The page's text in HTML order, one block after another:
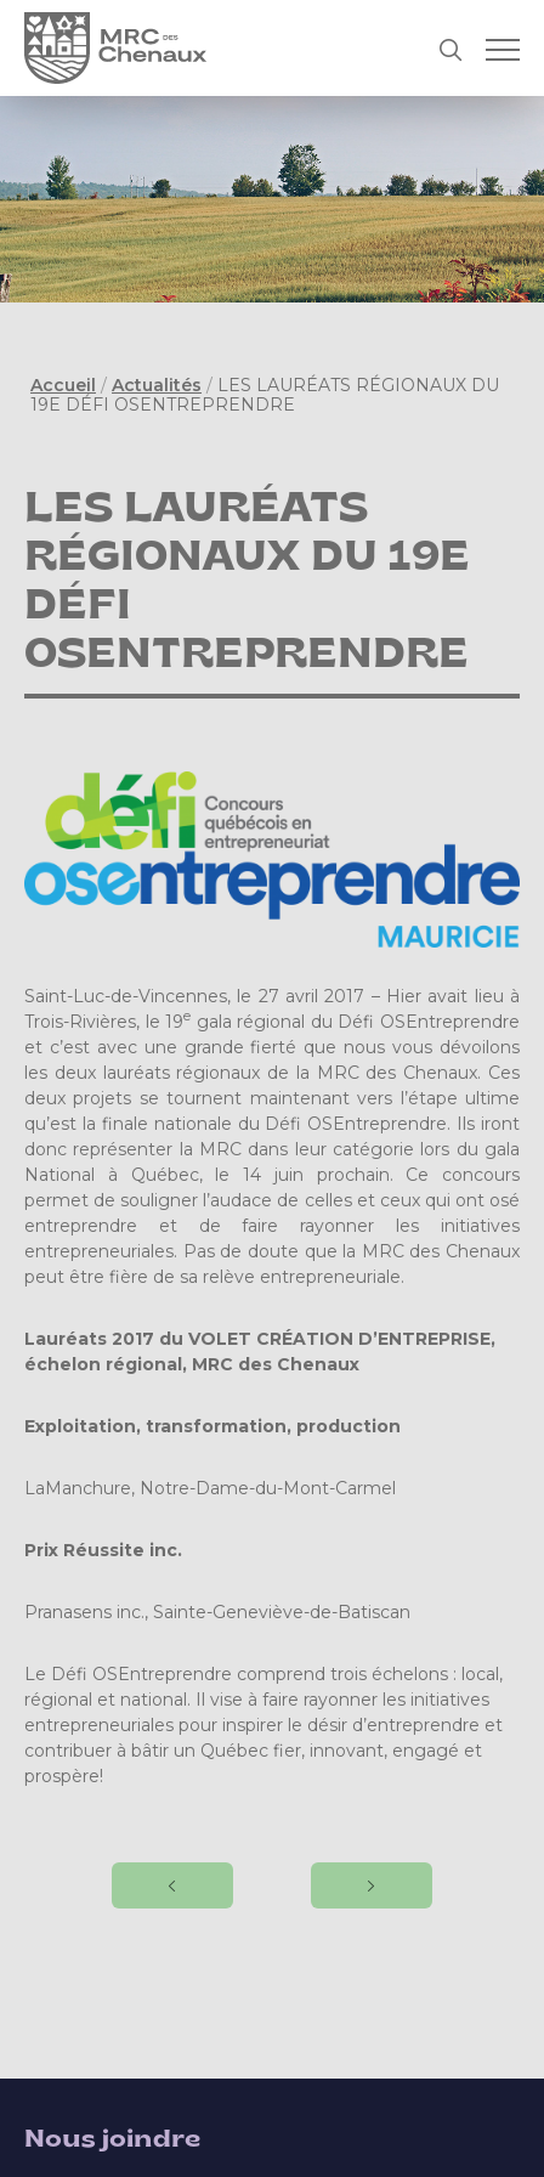
Accueil / Actualités / LES LAURÉATS RÉGIONAUX DU
19E DÉFI OSENTREPRENDRE
LES LAURÉATS
RÉGIONAUX DU 19E
DÉFI
OSENTREPRENDRE
Saint-Luc-de-Vincennes, le 27 avril 2017 – Hier avait lieu à
Trois-Rivières, le 19e gala régional du Défi OSEntreprendre
et c’est avec une grande fierté que nous vous dévoilons
les deux lauréats régionaux de la MRC des Chenaux. Ces
deux projets se tournent maintenant vers l’étape ultime
qu’est la finale nationale du Défi OSEntreprendre. Ils iront
donc représenter la MRC dans leur catégorie lors du gala
National à Québec, le 14 juin prochain. Ce concours
permet de souligner l’audace de celles et ceux qui ont osé
entreprendre et de faire rayonner les initiatives
entrepreneuriales. Pas de doute que la MRC des Chenaux
peut être fière de sa relève entrepreneuriale.
Lauréats 2017 du VOLET CRÉATION D’ENTREPRISE,
échelon régional, MRC des Chenaux
Exploitation, transformation, production
LaManchure, Notre-Dame-du-Mont-Carmel
Prix Réussite inc.
Pranasens inc., Sainte-Geneviève-de-Batiscan
Le Défi OSEntreprendre comprend trois échelons : local,
régional et national. Il vise à faire rayonner les initiatives
entrepreneuriales pour inspirer le désir d’entreprendre et
contribuer à bâtir un Québec fier, innovant, engagé et
prospère!
Nous joindre